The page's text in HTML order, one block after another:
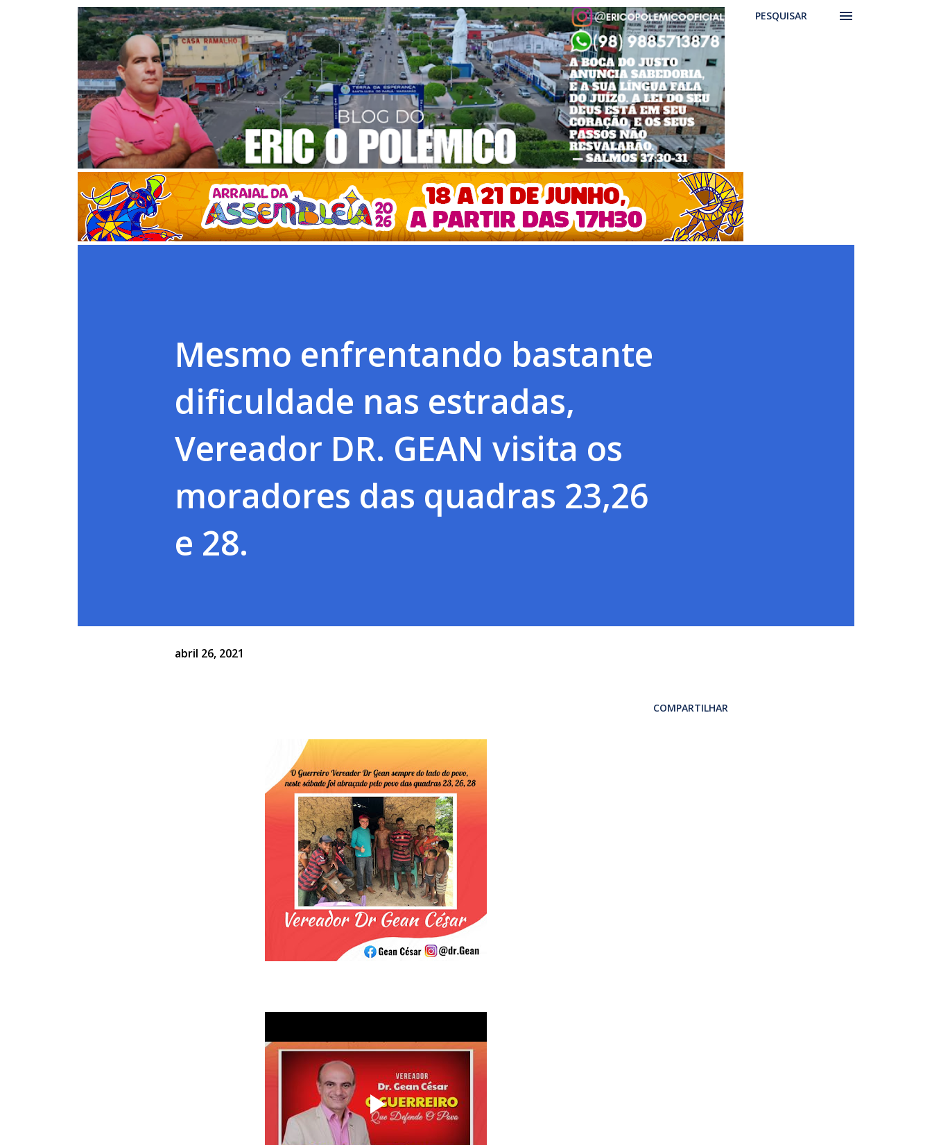
Pular para o conteúdo principal PESQUISAR
Mesmo enfrentando bastante
dificuldade nas estradas,
Vereador DR. GEAN visita os
moradores das quadras 23,26
e 28.
abril 26, 2021
COMPARTILHAR